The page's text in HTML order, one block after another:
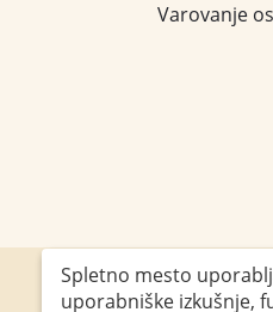
Varovanje
Spletno mesto
uporabniške izkušnje,